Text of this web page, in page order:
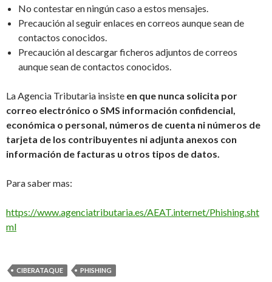
No contestar en ningún caso a estos mensajes.
Precaución al seguir enlaces en correos aunque sean de
contactos conocidos.
Precaución al descargar ficheros adjuntos de correos
aunque sean de contactos conocidos.
La Agencia Tributaria insiste en que nunca solicita por
correo electrónico o SMS información confidencial,
económica o personal, números de cuenta ni números de
tarjeta de los contribuyentes ni adjunta anexos con
información de facturas u otros tipos de datos.
Para saber mas:
https://www.agenciatributaria.es/AEAT.internet/Phishing.sht
ml
CIBERATAQUE PHISHING